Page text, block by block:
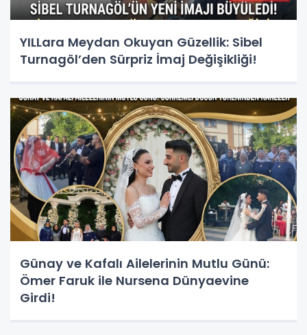
YILLara Meydan Okuyan Güzellik: Sibel
Turnagöl’den Sürpriz İmaj Değişikliği!
Günay ve Kafalı Ailelerinin Mutlu Günü:
Ömer Faruk ile Nursena Dünyaevine
Girdi!